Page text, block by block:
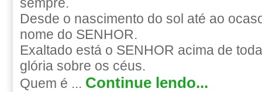
Desde o nascimento do sol até ao
nome do SENHOR.
Exaltado está o SENHOR acima de
glória sobre os céus.
Quem é ... Continue lendo...